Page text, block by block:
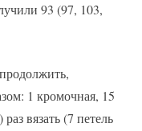
93 (97, 103,
1 кромочная, 15
вязать (7 петель